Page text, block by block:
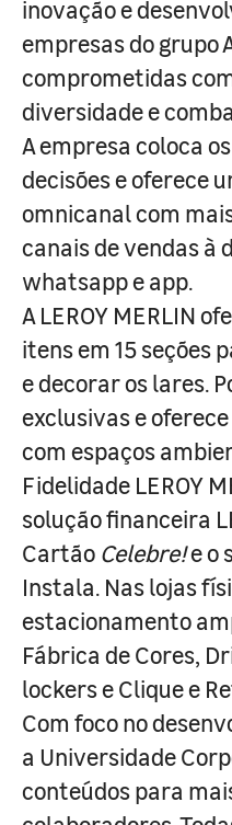
inovação e
empresas do grupo
comprometidas
diversidade e
A empresa coloca
decisões e oferece
omnicanal com
canais de vendas à
whatsapp e app.
A LEROY MERLIN
itens em 15 seções
e decorar os lares.
exclusivas e
com espaços
Fidelidade LEROY
solução financeira
Cartão Celebre!e o
Instala. Nas lojas
estacionamento
Fábrica de Cores,
lockers e Clique e
Com foco no
a Universidade
conteúdos para